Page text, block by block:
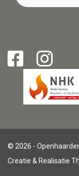
© 2026 -
Creatie & Realisatie